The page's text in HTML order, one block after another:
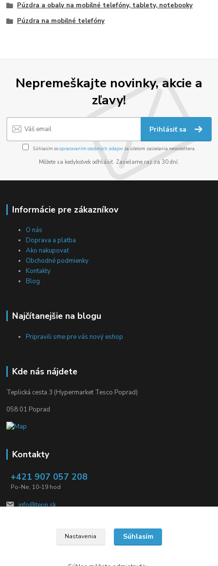
Púzdra a obaly na mobilné telefóny, tablety, notebooky
Púzdra na mobilné telefóny
Nepremeškajte novinky, akcie a
zľavy!
Prihlásiť sa
Súhlasím sospracovaním osobných údajov za účelom zasielania newslettera.
Môžete sa kedykoľvek odhlásiť. Zasielame raz za 30 dní.
Informácie pre zákazníkov
O nás
Doprava a platba
Ako nakupovať
Obchodné podmienky
Kontakty
Blog
Najčítanejšie na blogu
Pripravili sme pre vás nový eshop
Kde nás nájdete
Teplická cesta 3 (Hypermarket Tesco Poprad)
058 01 Poprad
Kontakty
+421 907 057 208
Po-Ne, 10-19 hod
info@teon.sk
Nastavenia Súhlasím